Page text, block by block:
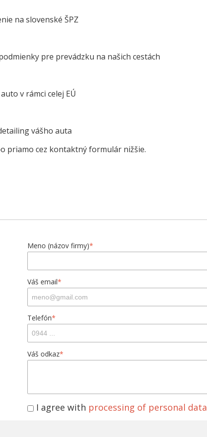
na slovenské ŠPZ
pre prevádzku na našich cestách
v rámci celej EÚ
vášho auta
priamo cez kontaktný formulár nižšie.
Meno (názov firmy)*
Váš email*
Telefón*
Váš odkaz*
I agree with processing of personal data